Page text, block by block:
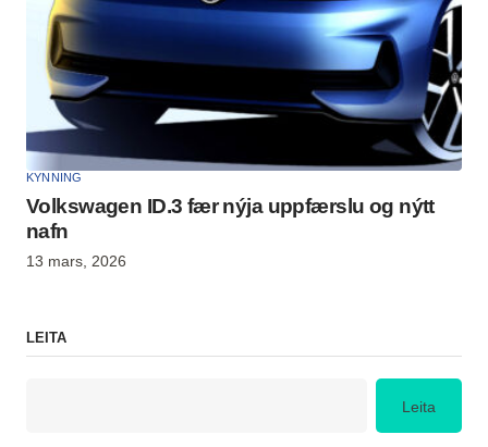
KYNNING
Volkswagen ID.3 fær nýja uppfærslu og nýtt
nafn
13 mars, 2026
LEITA
Leita